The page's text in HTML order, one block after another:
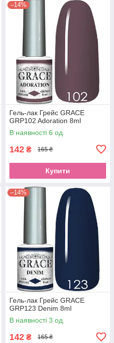
–14%
Гель-лак Грейс GRACE
GRP102 Adoration 8ml
В наявності 6 од.
142 ₴ 165 ₴
Купити
–14%
Гель-лак Грейс GRACE
GRP123 Denim 8ml
В наявності 3 од.
142 ₴ 165 ₴